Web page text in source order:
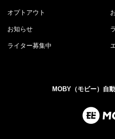
オプトアウト
お知らせ
ライター募集中
MOBY（モビー）自